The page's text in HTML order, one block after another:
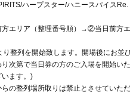
ハープスター/ハニースパイスRe.
エリア（整理番号順）→②当日前方
整列を開始致します。開場後にお並
次第で当日券の方のご入場を開始い
ます。)
の整列場所取りは禁止とさせていただ